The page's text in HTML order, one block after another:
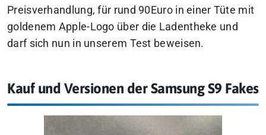
Preisverhandlung, für rund 90Euro in einer Tüte mit
goldenem Apple-Logo über die Ladentheke und
darf sich nun in unserem Test beweisen.
Kauf und Versionen der Samsung S9 Fakes